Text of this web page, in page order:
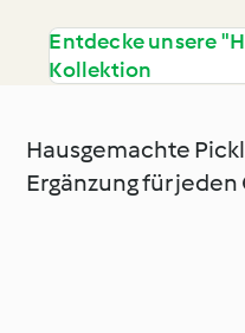
Entdecke unsere
Kollektion
Hausgemachte
Ergänzung für